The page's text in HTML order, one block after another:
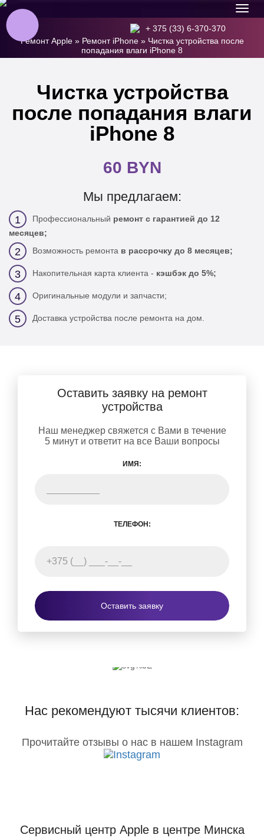
+ 375 (33) 6-370-370
Ремонт Apple» Ремонт iPhone» Чистка устройства после
попадания влаги iPhone 8
Чистка устройства
после попадания влаги
iPhone 8
60 BYN
Мы предлагаем:
1 Профессиональный ремонт с гарантией до 12
месяцев;
2 Возможность ремонта в рассрочку до 8 месяцев;
3 Накопительная карта клиента - кэшбэк до 5%;
4 Оригинальные модули и запчасти;
5 Доставка устройства после ремонта на дом.
Оставить заявку на ремонт
устройства
Наш менеджер свяжется с Вами в течение
5 минут и ответит на все Ваши вопросы
ИМЯ:
ТЕЛЕФОН:
Оставить заявку
Нас рекомендуют тысячи клиентов:
Прочитайте отзывы о нас в нашем Instagram
Сервисный центр Appleв центре Минска